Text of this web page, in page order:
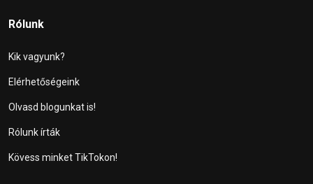
Rólunk
Kik vagyunk?
Elérhetőségeink
Olvasd blogunkat is!
Rólunk írták
Kövess minket TikTokon!